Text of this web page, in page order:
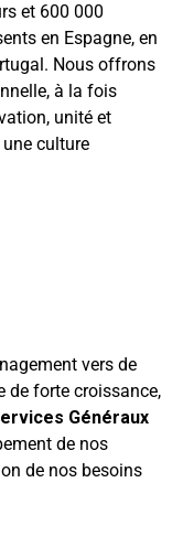
et 600 000
en Espagne, en
Nous offrons
à la fois
unité et
culture
vers de
de forte croissance,
Généraux
de nos
de nos besoins